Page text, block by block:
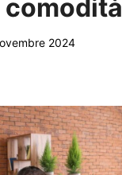
comodità
2024